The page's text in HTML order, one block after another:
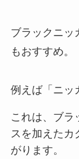
ブラックニッ
もおすすめ。
例えば「ニッ
これは、ブラ
スを加えたカ
がります。